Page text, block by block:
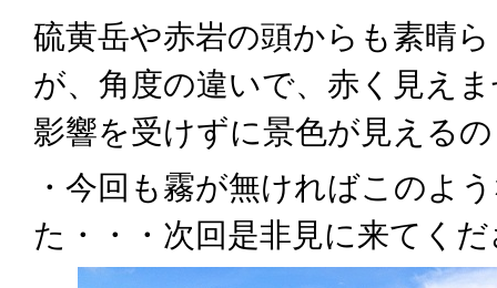
硫黄岳や赤岩の頭からも素晴
が、角度の違いで、赤く見え
影響を受けずに景色が見える
・今回も霧が無ければこのよ
た・・・次回是非見に来てく